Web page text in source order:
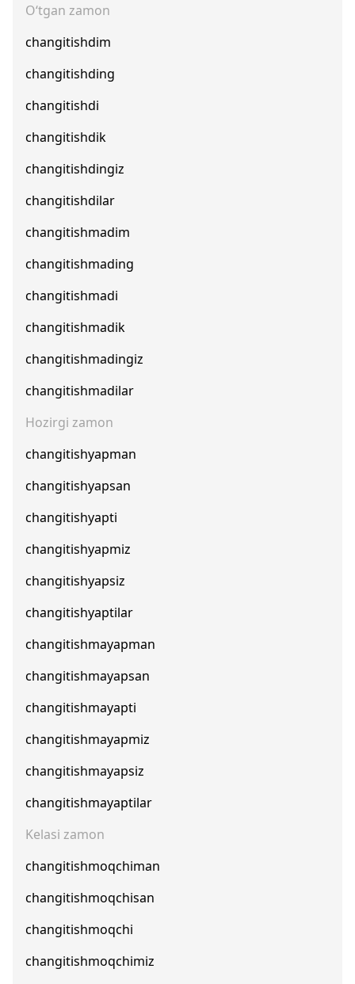
O‘tgan zamon
changitishdim
changitishding
changitishdi
changitishdik
changitishdingiz
changitishdilar
changitishmadim
changitishmading
changitishmadi
changitishmadik
changitishmadingiz
changitishmadilar
Hozirgi zamon
changitishyapman
changitishyapsan
changitishyapti
changitishyapmiz
changitishyapsiz
changitishyaptilar
changitishmayapman
changitishmayapsan
changitishmayapti
changitishmayapmiz
changitishmayapsiz
changitishmayaptilar
Kelasi zamon
changitishmoqchiman
changitishmoqchisan
changitishmoqchi
changitishmoqchimiz